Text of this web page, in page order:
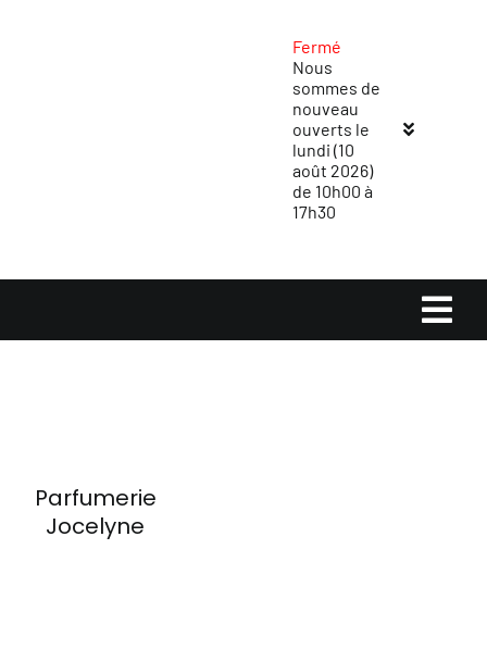
Fermé
Nous
sommes de
nouveau
ouverts le
lundi (10
août 2026)
de 10h00 à
17h30
Parfumerie
Jocelyne